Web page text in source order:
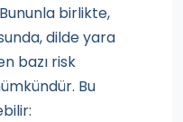
birlikte,
dilde yara
bazı risk
Bu